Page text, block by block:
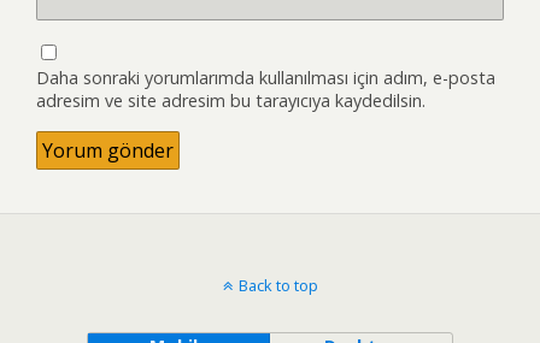
Daha sonraki yorumlarımda kullanılması için adım, e-posta
adresim ve site adresim bu tarayıcıya kaydedilsin.
Back to top